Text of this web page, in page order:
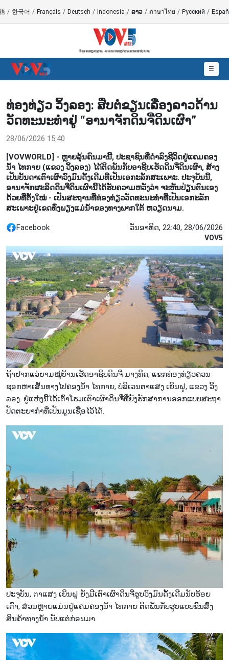
/ 한국어 / Français / Deutsch / Indonesia / ລາວ / ภาษาไทย / Русский /
☰
ທ່ອງທ່ຽວ ວິ້ງລອງ: ສືບຕໍ່ຂຽນເລື່ອງລາວດ້ານ
ວັດທະນະທຳຢູ່ “ອານາຈັກດິນຈີ່ດິນເຜົາ”
28/06/2026 15:40
[VOVWORLD] - ຫຼາຍລຸ້ນຄົນມານີ້, ປະຊາຊົນທີ່ດຳລົງຊີວິດຢູ່ແຄມຄອງ
ນ້ຳ ໄທກາຍ (ແຂວງ ວິ້ງລອງ) ໄດ້ຕິດພັນກັບອາຊີບເຮັດດິນຈີ່ດິນເຜົາ, ສ້າງ
ເປັນບັນດາເຕົາເຜົາວົງມົນດັ້ງເດີມທີ່ເປັນເອກະລັກສະເພາະ. ປະຈຸບັນນີ້,
ອານາຈັກຜະລິດດິນຈີ່ດິນເຜົານີ້ໄດ້ຮັບຄວາມຫວັງວ່າ ຈະຫັນປ່ຽນຕົນເອງ
ດ້ວຍທີ່ຕັ້ງໃໝ່ - ເປັນສະຖານທີ່ທ່ອງທ່ຽວວັດທະນະທຳທີ່ເປັນເອກະລັກ
ສະເພາະຢູ່ເຂດທົ່ງພຽງແມ່ນ້ຳຂອງທາງພາກໃຕ້ ຫວຽດນາມ.
Facebook ວັນອາທິດ, 22:40, 28/06/2026
VOV5
ຖ້າຢາກແວ່ຍາມໝູ່ບ້ານເຮັດອາຊີບດິນຈີ່ ມາງທິດ, ແຂກທ່ອງທ່ຽວຄວນ
ຊອກຫາເສັ້ນທາງໄປຄອງນ້ຳ ໄທກາຍ, ບໍລິເວນຕາແສງ ເຍິນຝູ, ແຂວງ ວິ້ງ
ລອງ. ຢູ່ແຫ່ງນີ້ໄດ້ເຕົ້າໂຮມເຕົາເຜົາດິນຈີ່ທີ່ຍັງຮັກສາການອອກແບບສະຖາ
ປັດຕະຍາກຳທີ່ເປັນມູນເຊື້ອໄວ້ໄດ້.
ປະຈຸບັນ, ຕາແສງ ເຍິນຝູ ຍັງມີເຕົາເຜົາດິນຈີ່ຮູບວົງມົນດັ້ງເດີມນັບຮ້ອຍ
ເຕົາ, ສ່ວນຫຼາຍແມ່ນຢູ່ແຄມຄອງນ້ຳ ໄທກາຍ ຕິດພັນກັບຮູບແບບຂົນສົ່ງ
ສິນຄ້າທາງນ້ຳ ນັບແຕ່ກ່ອນມາ.